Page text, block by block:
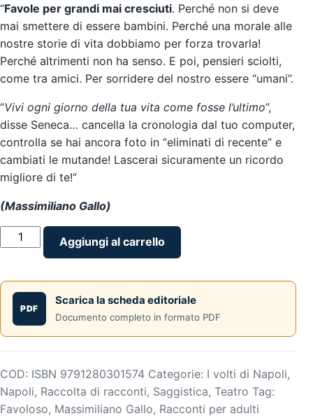
“Favole per grandi mai cresciuti. Perché non si deve
mai smettere di essere bambini. Perché una morale alle
nostre storie di vita dobbiamo per forza trovarla!
Perché altrimenti non ha senso. E poi, pensieri sciolti,
come tra amici. Per sorridere del nostro essere “umani”.
“Vivi ogni giorno della tua vita come fosse l’ultimo”,
disse Seneca… cancella la cronologia dal tuo computer,
controlla se hai ancora foto in “eliminati di recente” e
cambiati le mutande! Lascerai sicuramente un ricordo
migliore di te!“
(Massimiliano Gallo)
Favoloso
-
e
pensieri
per
grandi
mai
cresciuti
-
di
Aggiungi al carrello
PDF
Scarica la scheda editoriale
Documento completo in formato PDF
COD: ISBN 9791280301574 Categorie: I volti di Napoli,
Napoli, Raccolta di racconti, Saggistica, Teatro Tag:
Favoloso, Massimiliano Gallo, Racconti per adulti